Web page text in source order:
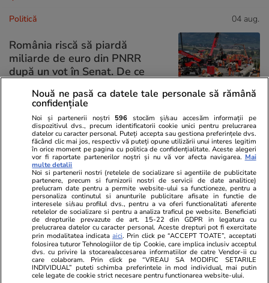
Politică 04 aug.
România riscă să piardă
miliarde de euro din PNRR
după un vot în Senat. De ce
legea decarbonizării
Știri România 03 aug.
Cinci hotărâri de Guvern atacate
de PSD au fost suspendate de
Curtea de Apel București.
Executivul acuză blocarea unor
măsuri importante
PARTENERI
Nouă ne pasă ca datele tale personale să rămână
confidențiale
Noi și partenerii noștri 596 stocăm și/sau accesăm informații pe
dispozitivul dvs., precum identificatorii cookie unici pentru prelucrarea
datelor cu caracter personal. Puteți accepta sau gestiona preferințele dvs.
făcând clic mai jos, respectiv vă puteți opune utilizării unui interes legitim
în orice moment pe pagina cu politica de confidențialitate. Aceste alegeri
vor fi raportate partenerilor noștri și nu vă vor afecta navigarea. Mai
multe detalii
Noi si partenerii nostri (retelele de socializare si agentiile de publicitate
partenere, precum si furnizorii nostri de servicii de date analitice)
prelucram date pentru a permite website-ului sa functioneze, pentru a
personaliza continutul si anunturile publicitare afisate in functie de
interesele si/sau profilul dvs., pentru a va oferi functionalitati aferente
retelelor de socializare si pentru a analiza traficul pe website. Beneficiati
de drepturile prevazute de art. 15-22 din GDPR in legatura cu
prelucrarea datelor cu caracter personal. Aceste drepturi pot fi exercitate
prin modalitatea indicataaici. Prin click pe “ACCEPT TOATE”, acceptati
folosirea tuturor Tehnologiilor de tip Cookie, care implica inclusiv acceptul
dvs. cu privire la stocarea/accesarea informatiilor de catre Vendor-ii cu
care colaboram. Prin click pe “VREAU SA MODIFIC SETARILE
INDIVIDUAL” puteti schimba preferintele in mod individual, mai putin
cele legate de cookie strict necesare pentru functionarea website-ului.